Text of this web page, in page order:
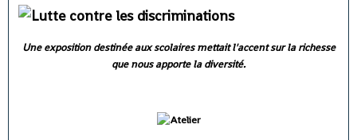
Une exposition destinée aux scolaires mettait l'accent sur la richesse
que nous apporte la diversité.